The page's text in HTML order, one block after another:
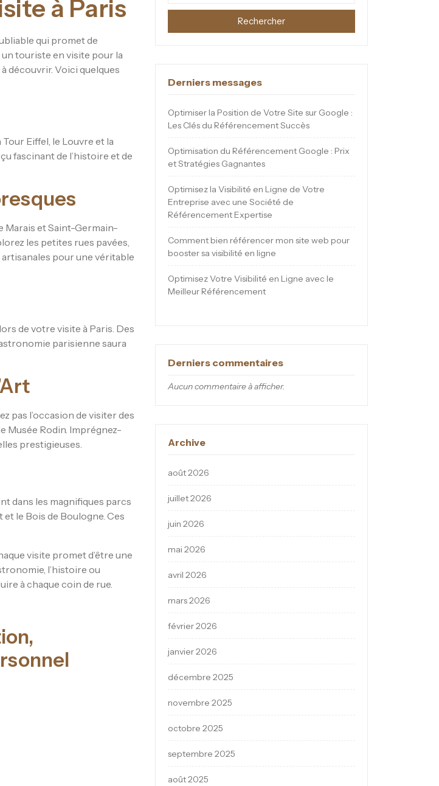
à Paris
qui promet de
touriste en visite pour la
découvrir. Voici quelques
Eiffel, le Louvre et la
fascinant de l’histoire et de
Marais et Saint-Germain-
les petites rues pavées,
pour une véritable
de votre visite à Paris. Des
parisienne saura
pas l’occasion de visiter des
Musée Rodin. Imprégnez-
prestigieuses.
dans les magnifiques parcs
le Bois de Boulogne. Ces
visite promet d’être une
l’histoire ou
à chaque coin de rue.
Rechercher
Derniers messages
Optimiser la Position de Votre Site sur Google :
Les Clés du Référencement Succès
Optimisation du Référencement Google : Prix
et Stratégies Gagnantes
Optimisez la Visibilité en Ligne de Votre
Entreprise avec une Société de
Référencement Expertise
Comment bien référencer mon site web pour
booster sa visibilité en ligne
Optimisez Votre Visibilité en Ligne avec le
Meilleur Référencement
Derniers commentaires
Aucun commentaire à afficher.
Archive
août 2026
juillet 2026
juin 2026
mai 2026
avril 2026
mars 2026
février 2026
janvier 2026
décembre 2025
novembre 2025
octobre 2025
septembre 2025
août 2025